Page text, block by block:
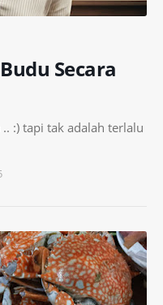
Secara
:) tapi tak adalah terlalu